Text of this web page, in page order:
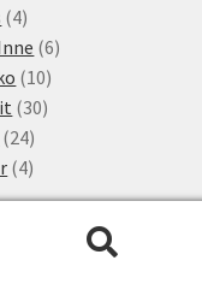
44
produkty
66
1010
produktů
3030
2424
produktů
44
produkty
produktů
1313